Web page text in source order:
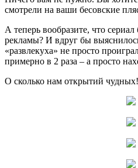
смотрели на ваши бесовские
А теперь вообразите, что
рекламы? И вдруг бы
«развлекуха» не просто
примерно в 2 раза – а просто
О сколько нам открытий